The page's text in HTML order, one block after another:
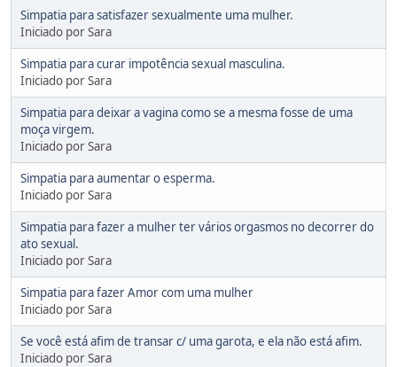
Simpatia para satisfazer sexualmente uma mulher.
Iniciado por Sara
Simpatia para curar impotência sexual masculina.
Iniciado por Sara
Simpatia para deixar a vagina como se a mesma fosse de uma
moça virgem.
Iniciado por Sara
Simpatia para aumentar o esperma.
Iniciado por Sara
Simpatia para fazer a mulher ter vários orgasmos no decorrer do
ato sexual.
Iniciado por Sara
Simpatia para fazer Amor com uma mulher
Iniciado por Sara
Se você está afim de transar c/ uma garota, e ela não está afim.
Iniciado por Sara